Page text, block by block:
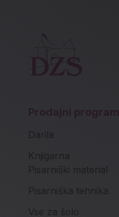
Prodajni program
Darila
Knjigarna
Pisarniški material
Pisarniška tehnika
Vse za šolo